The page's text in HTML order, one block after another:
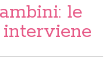
le
interviene